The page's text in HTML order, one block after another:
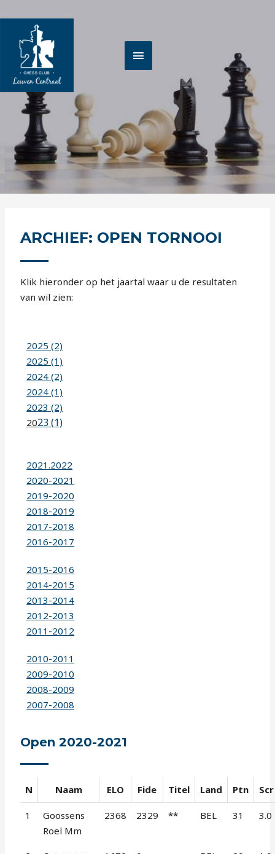
naar
inhoud
ARCHIEF: OPEN TORNOOI
Klik hieronder op het jaartal waar u de resultaten
van wil zien:
2025 (2)
2025 (1)
2024 (2)
2024 (1)
2023 (2)
2023 (1)
2021.2022
2020-2021
2019-2020
2018-2019
2017-2018
2016-2017
2015-2016
2014-2015
2013-2014
2012-2013
2011-2012
2010-2011
2009-2010
2008-2009
2007-2008
Open 2020-2021
N Naam ELO Fide Titel Land Ptn Scr
1
Goossens
Roel Mm
2368 2329 ** BEL 31 3.0